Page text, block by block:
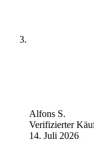
Alfons S.
Verifizierter
14. Juli 2026